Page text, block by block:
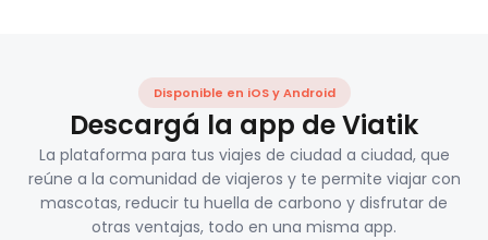
Disponible en iOS y Android
Descargá la app de Viatik
La plataforma para tus viajes de ciudad a ciudad, que
reúne a la comunidad de viajeros y te permite viajar con
mascotas, reducir tu huella de carbono y disfrutar de
otras ventajas, todo en una misma app.